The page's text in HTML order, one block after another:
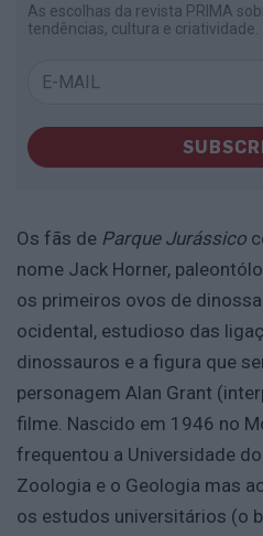
As escolhas da revista PRIMA
tendências, cultura e criatividade.
Os fãs de Parque Jurássico
nome Jack Horner,
os primeiros ovos de
ocidental, estudioso das
dinossauros e a figura que
personagem Alan Grant
filme. Nascido em 1946 no
frequentou a Universidade
Zoologia e o Geologia mas
os estudos universitários (o